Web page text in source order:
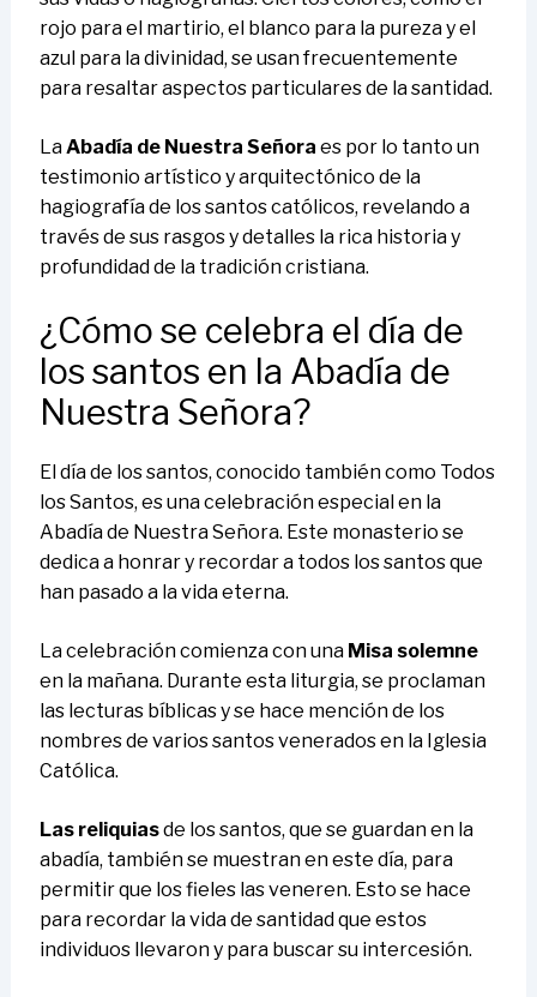
rojo para el martirio, el blanco para la pureza y el
azul para la divinidad, se usan frecuentemente
para resaltar aspectos particulares de la santidad.
LaAbadía de Nuestra Señora es por lo tanto un
testimonio artístico y arquitectónico de la
hagiografía de los santos católicos, revelando a
través de sus rasgos y detalles la rica historia y
profundidad de la tradición cristiana.
¿Cómo se celebra el día de
los santos en la Abadía de
Nuestra Señora?
El día de los santos, conocido también como Todos
los Santos, es una celebración especial en la
Abadía de Nuestra Señora. Este monasterio se
dedica a honrar y recordar a todos los santos que
han pasado a la vida eterna.
La celebración comienza con una Misa solemne
en la mañana. Durante esta liturgia, se proclaman
las lecturas bíblicas y se hace mención de los
nombres de varios santos venerados en la Iglesia
Católica.
Las reliquiasde los santos, que se guardan en la
abadía, también se muestran en este día, para
permitir que los fieles las veneren. Esto se hace
para recordar la vida de santidad que estos
individuos llevaron y para buscar su intercesión.